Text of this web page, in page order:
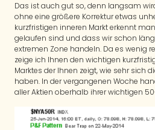
Das ist auch gut so, denn langsam
ohne eine größere Korrektur etwas
kurzfristigen inneren Markt erkennt
gelaufen sind und dass wir schon
extremen Zone handeln. Da es wenig
zeige ich Ihnen den wichtigen
Marktes der Ihnen zeigt, wie sehr sich
haben. In der vergangenen Woche
aller Aktien oberhalb ihrer wichtigen